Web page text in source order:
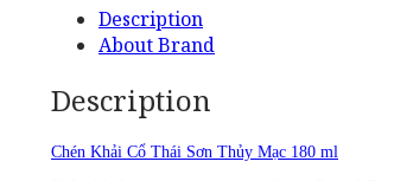
quantity
Description
About Brand
Description
Chén Khải Cổ Thái Sơn Thủy Mạc 180 ml